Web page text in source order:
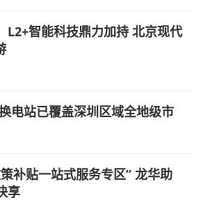
L2+智能科技鼎力加持 北京现代
电站已覆盖深圳区域全地级市
补贴一站式服务专区” 龙华助
享